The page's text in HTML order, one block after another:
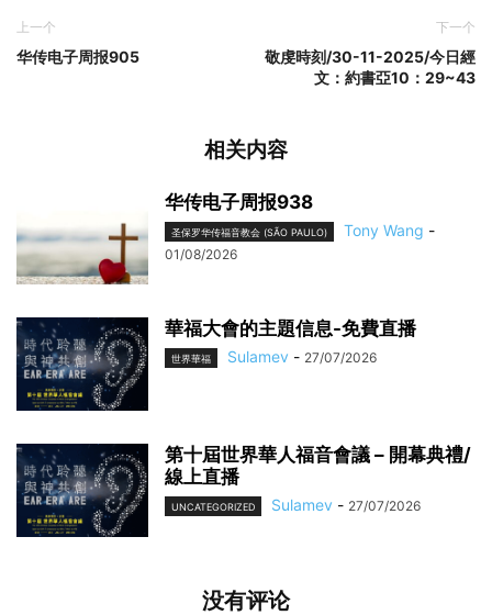
上一个
华传电子周报905
下一个
敬虔時刻/30-11-2025/今日經
文：約書亞10：29~43
相关内容
华传电子周报938
圣保罗华传福音教会 (SÃO PAULO) Tony Wang -
01/08/2026
華福大會的主題信息-免費直播
世界華福 Sulamev - 27/07/2026
第十屆世界華人福音會議 – 開幕典禮/
線上直播
UNCATEGORIZED Sulamev - 27/07/2026
没有评论